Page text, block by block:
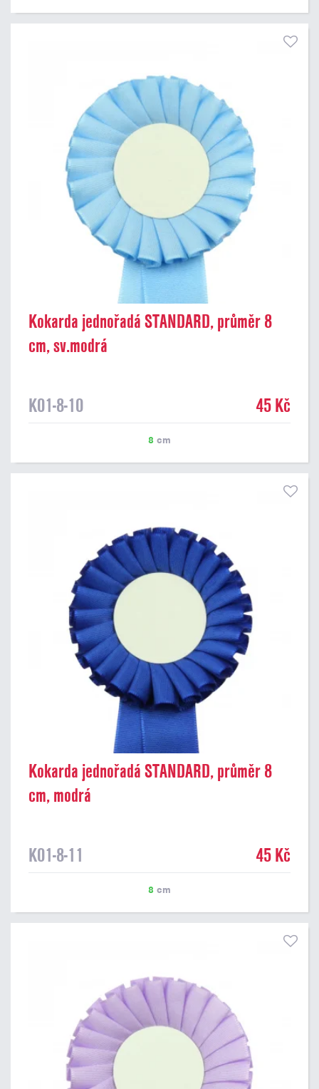
Kokarda jednořadá STANDARD, průměr 8
cm, sv.modrá
K01-8-10 45 Kč
8 cm
Kokarda jednořadá STANDARD, průměr 8
cm, modrá
K01-8-11 45 Kč
8 cm